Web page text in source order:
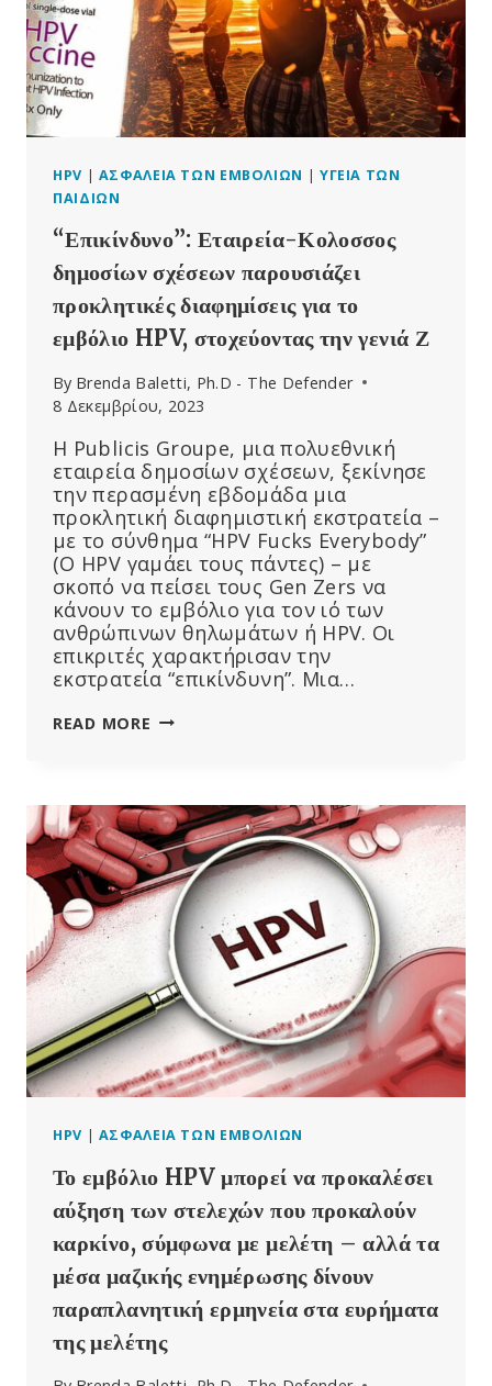
HPV | ΑΣΦΆΛΕΙΑ ΤΩΝ ΕΜΒΟΛΊΩΝ | ΥΓΕΊΑ ΤΩΝ
ΠΑΙΔΙΏΝ
“Επικίνδυνο”: Εταιρεία-Κολοσσος
δημοσίων σχέσεων παρουσιάζει
προκλητικές διαφημίσεις για το
εμβόλιο HPV, στοχεύοντας την γενιά Ζ
By Brenda Baletti, Ph.D - The Defender
8 Δεκεμβρίου, 2023
Η Publicis Groupe, μια πολυεθνική
εταιρεία δημοσίων σχέσεων, ξεκίνησε
την περασμένη εβδομάδα μια
προκλητική διαφημιστική εκστρατεία –
με το σύνθημα “HPV Fucks Everybody”
(Ο HPV γαμάει τους πάντες) – με
σκοπό να πείσει τους Gen Zers να
κάνουν το εμβόλιο για τον ιό των
ανθρώπινων θηλωμάτων ή HPV. Οι
επικριτές χαρακτήρισαν την
εκστρατεία “επικίνδυνη”. Μια…
READ MORE “ΕΠΙΚΊΝΔΥΝΟ”:
ΣΧΈΣΕΩΝ
ΠΑΡΟΥΣΙΆΖΕΙ
ΠΡΟΚΛΗΤΙΚΈΣ
ΔΙΑΦΗΜΊΣΕΙΣ
ΓΙΑ
ΤΟ
ΕΜΒΌΛΙΟ
HPV,
ΣΤΟΧΕΎΟΝΤΑΣ
ΤΗΝ
ΓΕΝΙΆ
Ζ
HPV | ΑΣΦΆΛΕΙΑ ΤΩΝ ΕΜΒΟΛΊΩΝ
Το εμβόλιο HPV μπορεί να προκαλέσει
αύξηση των στελεχών που προκαλούν
καρκίνο, σύμφωνα με μελέτη – αλλά τα
μέσα μαζικής ενημέρωσης δίνουν
παραπλανητική ερμηνεία στα ευρήματα
της μελέτης